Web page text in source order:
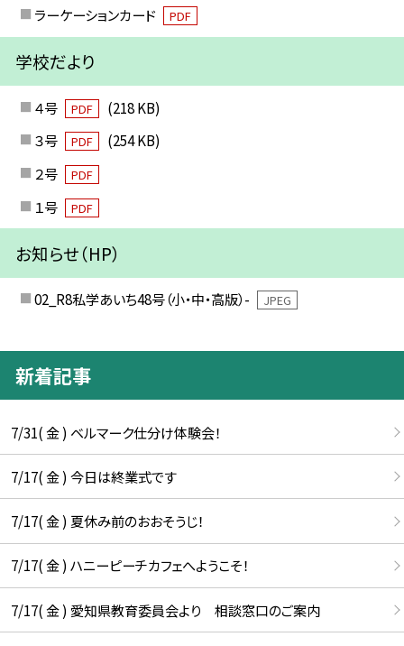
ラーケーションカード PDF
学校だより
４号 PDF
(218 KB)
３号
PDF
(254 KB)
２号
PDF
１号 PDF
お知らせ（HP）
02_R8私学あいち48号（小・中・高版）- JPEG
新着記事
7/31( 金 ) ベルマーク仕分け体験会！
7/17( 金 ) 今日は終業式です
7/17( 金 ) 夏休み前のおおそうじ！
7/17( 金 ) ハニーピーチカフェへようこそ！
7/17( 金 ) 愛知県教育委員会より 相談窓口のご案内